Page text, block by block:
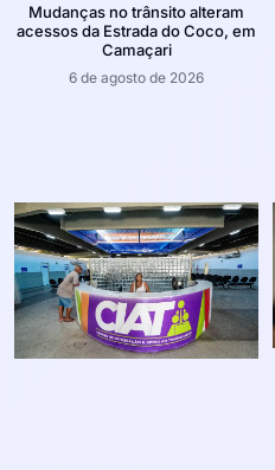
Mudanças no trânsito alteram
acessos da Estrada do Coco, em
Camaçari
6 de agosto de 2026